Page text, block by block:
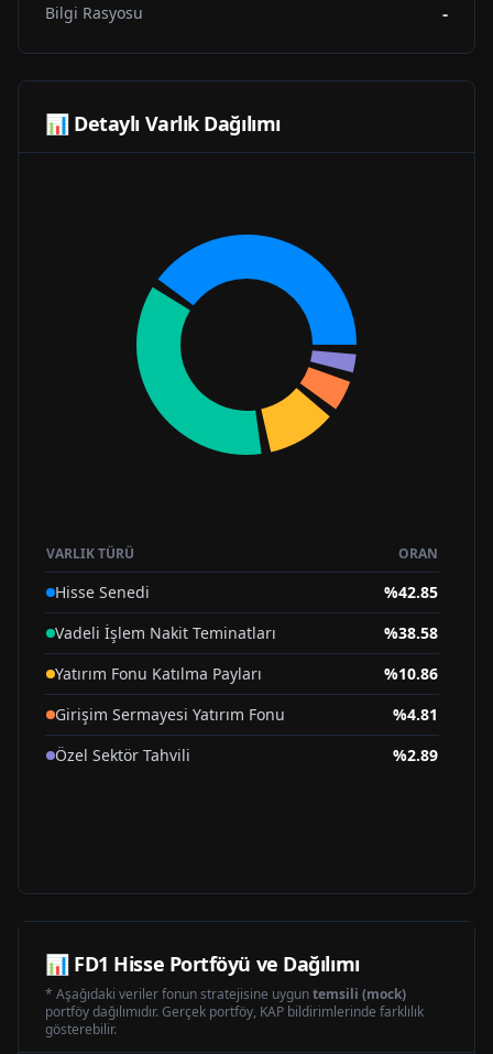
Bilgi Rasyosu -
📊 Detaylı Varlık Dağılımı
VARLIK TÜRÜ ORAN
Hisse Senedi %42.85
Vadeli İşlem Nakit Teminatları
%38.58
Yatırım Fonu Katılma Payları
%10.86
Girişim Sermayesi Yatırım Fonu
%4.81
Özel Sektör Tahvili
%2.89
📊 FD1 Hisse Portföyü ve Dağılımı
* Aşağıdaki veriler fonun stratejisine uyguntemsili (mock)
portföy dağılımıdır. Gerçek portföy, KAP bildirimlerinde farklılık
gösterebilir.